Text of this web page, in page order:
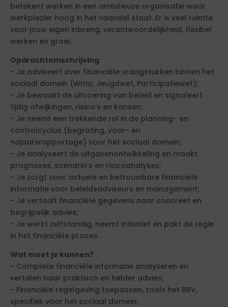
betekent werken in een ambitieuze organisatie waar
werkplezier hoog in het vaandel staat. Er is veel ruimte
voor jouw eigen inbreng, verantwoordelijkheid, flexibel
werken en groei.
Opdrachtomschrijving
- Je adviseert over financiële vraagstukken binnen het
sociaal domein (Wmo, Jeugdwet, Participatiewet);
- Je bewaakt de uitvoering van beleid en signaleert
tijdig afwijkingen, risico’s en kansen;
- Je neemt een trekkende rol in de planning- en
controlcyclus (begroting, voor- en
najaarsrapportage) voor het sociaal domein;
- Je analyseert de uitgavenontwikkeling en maakt
prognoses, scenario’s en risicoanalyses;
- Je zorgt voor actuele en betrouwbare financiële
informatie voor beleidsadviseurs en management;
- Je vertaalt financiële gegevens naar concreet en
begrijpelijk advies;
- Je werkt zelfstandig, neemt initiatief en pakt de regie
in het financiële proces.
Wat moet je kunnen?
- Complexe financiële informatie analyseren en
vertalen naar praktisch en helder advies;
- Financiële regelgeving toepassen, zoals het BBV,
specifiek voor het sociaal domein;